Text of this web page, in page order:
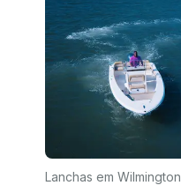
Lanchas em Wilmington